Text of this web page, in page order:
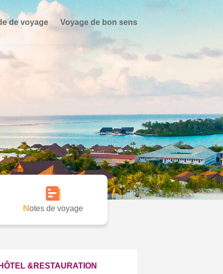
de voyage Voyage de bon sens
Notes de voyage
&RESTAURATION